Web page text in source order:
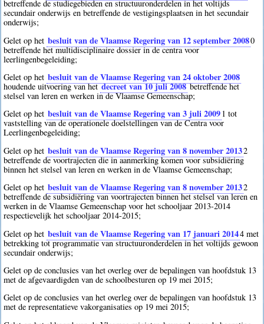
betreffende de studiegebieden en structuuronderdelen in het voltijds
secundair onderwijs en betreffende de vestigingsplaatsen in het secundair
onderwijs;
Gelet op het besluit van de Vlaamse Regering van 12 september 20080
betreffende het multidisciplinaire dossier in de centra voor
leerlingenbegeleiding;
Gelet op het besluit van de Vlaamse Regering van 24 oktober 2008
houdende uitvoering van hetdecreet van 10 juli 2008betreffende het
stelsel van leren en werken in de Vlaamse Gemeenschap;
Gelet op het besluit van de Vlaamse Regering van 3 juli 2009 1 tot
vaststelling van de operationele doelstellingen van de Centra voor
Leerlingenbegeleiding;
Gelet op het besluit van de Vlaamse Regering van 8 november 20132
betreffende de voortrajecten die in aanmerking komen voor subsidiëring
binnen het stelsel van leren en werken in de Vlaamse Gemeenschap;
Gelet op het besluit van de Vlaamse Regering van 8 november 20132
betreffende de subsidiëring van voortrajecten binnen het stelsel van leren en
werken in de Vlaamse Gemeenschap voor het schooljaar 2013-2014
respectievelijk het schooljaar 2014-2015;
Gelet op het besluit van de Vlaamse Regering van 17 januari 20144 met
betrekking tot programmatie van structuuronderdelen in het voltijds gewoon
secundair onderwijs;
Gelet op de conclusies van het overleg over de bepalingen van hoofdstuk 13
met de afgevaardigden van de schoolbesturen op 19 mei 2015;
Gelet op de conclusies van het overleg over de bepalingen van hoofdstuk 13
met de representatieve vakorganisaties op 19 mei 2015;